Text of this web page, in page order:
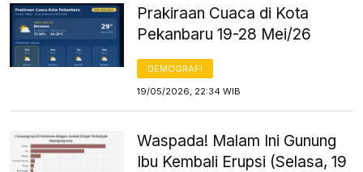
Prakiraan Cuaca di Kota
Pekanbaru 19-28 Mei/26
DEMOGRAFI
19/05/2026, 22:34 WIB
Waspada! Malam Ini Gunung
Ibu Kembali Erupsi (Selasa, 19